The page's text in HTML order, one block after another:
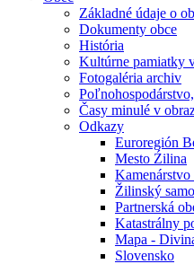
Základné údaje o
Dokumenty obce
História
Kultúrne pamiatky
Fotogaléria archiv
Časy minulé v
Odkazy
Euroregión
Mesto Źilina
Žilinský
Partnerská
Katastrálny
Mapa -
Slovensko